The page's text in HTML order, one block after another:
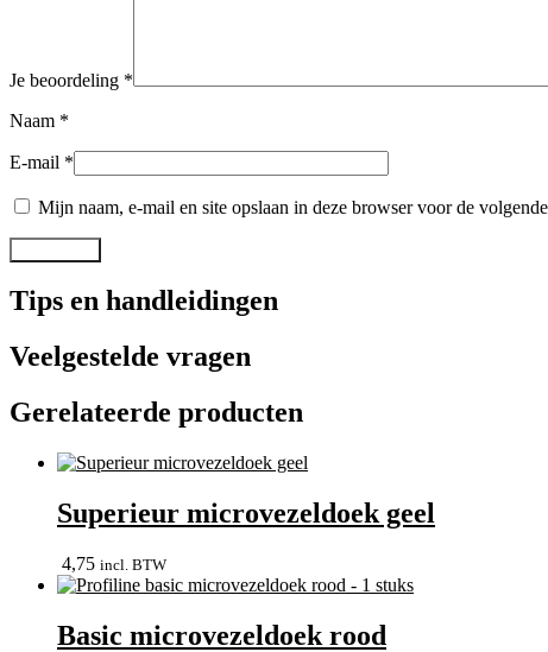
Je beoordeling *
Naam *
E-mail *
Mijn naam, e-mail en site opslaan in deze browser voor de
Tips en handleidingen
Veelgestelde vragen
Gerelateerde producten
Superieur microvezeldoek geel
4,75 incl. BTW
Basic microvezeldoek rood